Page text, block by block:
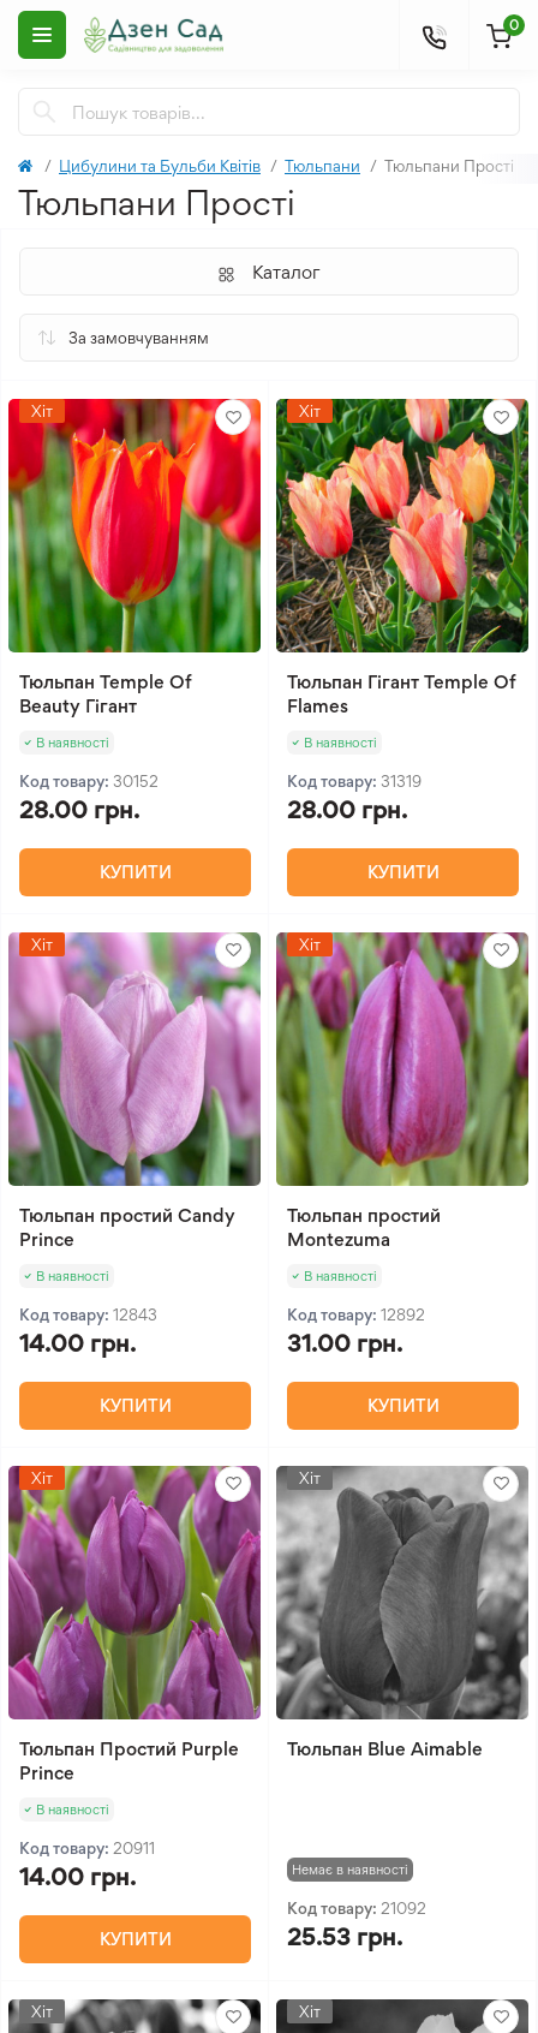
0
Цибулини та Бульби Квітів Тюльпани Тюльпани Прості
Тюльпани Прості
Каталог
Хіт
Тюльпан Temple Of
Beauty Гігант
В наявності
Код товару: 30152
28.00 грн.
КУПИТИ
Хіт
Тюльпан Гігант Temple Of
Flames
В наявності
Код товару: 31319
28.00 грн.
КУПИТИ
Хіт
Тюльпан простий Candy
Prince
В наявності
Код товару: 12843
14.00 грн.
КУПИТИ
Хіт
Тюльпан простий
Montezuma
В наявності
Код товару: 12892
31.00 грн.
КУПИТИ
Хіт
Тюльпан Простий Purple
Prince
В наявності
Код товару: 20911
14.00 грн.
КУПИТИ
Хіт
Тюльпан Blue Aimable
Немає в наявності
Код товару: 21092
25.53 грн.
Хіт Хіт